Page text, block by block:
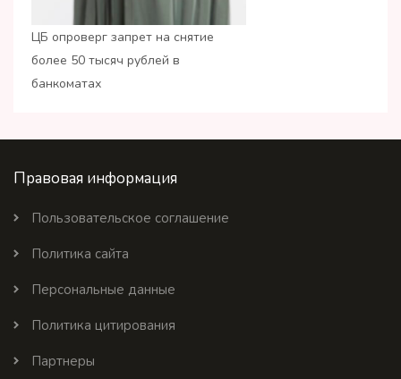
ЦБ опроверг запрет на снятие
более 50 тысяч рублей в
банкоматах
Правовая информация
Пользовательское соглашение
Политика сайта
Персональные данные
Политика цитирования
Партнеры